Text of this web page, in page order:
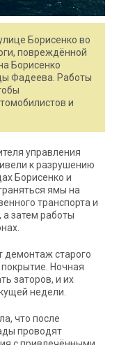
Борисенко во
повреждённой
Борисенко
Фадеева. Работы
и
управления
к разрушению
Борисенко и
ямы на
транспорта и
затем работы
демонтаж старого
Ночная
заторов, и их
недели.
что после
проводят